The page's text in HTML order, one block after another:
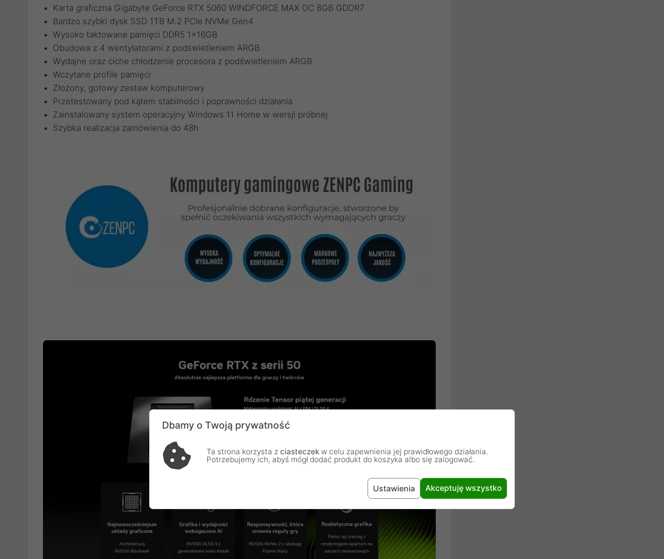
Karta graficzna Gigabyte GeForce RTX 5060 WINDFORCE MAX OC 8GB GDDR7
Bardzo szybki dysk SSD 1TB M.2 PCIe NVMe Gen4
Wysoko taktowane pamięci DDR5 1x16GB
Obudowa z 4 wentylatorami z podświetleniem ARGB
Wydajne oraz ciche chłodzenie procesora z podświetleniem ARGB
Wczytane profile pamięci
Złożony, gotowy zestaw komputerowy
Przetestowany pod kątem stabilności i poprawności działania
Zainstalowany system operacyjny Windows 11 Home w wersji próbnej
Szybka realizacja zamówienia do 48h
Dbamy o Twoją prywatność
Ta strona korzysta z ciasteczek w celu zapewnienia jej prawidłowego działania.
Potrzebujemy ich, abyś mógł dodać produkt do koszyka albo się zalogować.
Ustawienia Akceptuję wszystko